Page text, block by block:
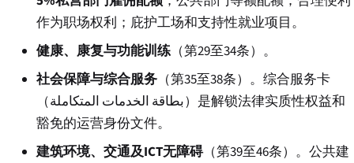
作为职场权利；庇护工场和支持性就业项目。
健康、康复与功能训练 （第29至34条）。
社会保障与综合服务 （第35至38条）。综合服务卡
（بطاقة الخدمات المتكاملة）是解锁法律实质性权益和
豁免的运营身份文件。
建筑环境、交通及ICT无障碍（第39至46条）。公共建